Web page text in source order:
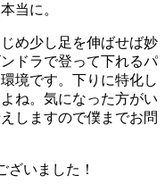
当に。
め少し足を伸ばせば妙
ドラで登って下れるパ
境です。下りに特化し
ね。気になった方がい
しますので僕までお問
ざいました！